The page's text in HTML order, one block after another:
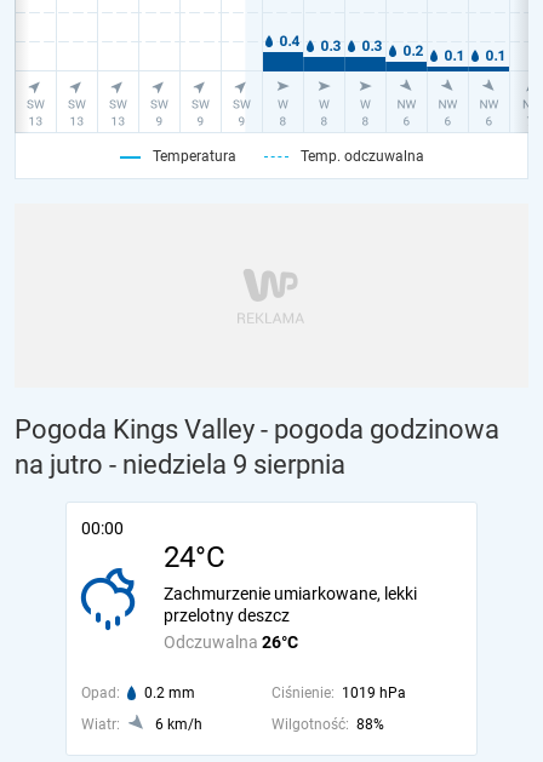
Temperatura Temp. odczuwalna
Pogoda Kings Valley - pogoda godzinowa
na jutro - niedziela 9 sierpnia
00:00
24°C
Odczuwalna 26°C
Zachmurzenie umiarkowane, lekki
przelotny deszcz
Opad: 0.2 mm Ciśnienie: 1019 hPa
Wiatr:
6 km/h Wilgotność: 88%